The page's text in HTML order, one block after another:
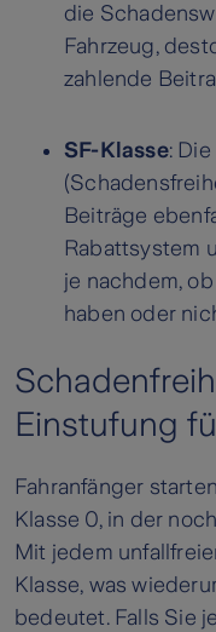
die
Fahrzeug,
zahlende
SF-Klasse:
Beiträge
Rabattsystem
je nachdem,
haben oder
Einstufung
Fahranfänger
Klasse 0, in der
Mit jedem
Klasse, was
bedeutet. Falls Sie